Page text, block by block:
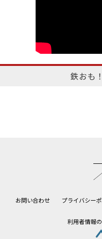
鉄おも
お問い合わせ プライバシー
利用者情報